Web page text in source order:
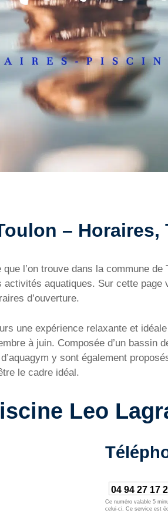
– Horaires,
l’on trouve dans la commune
aquatiques. Sur cette
d’ouverture.
une expérience relaxante et
à juin. Composée d’un bassin
y sont également
le cadre idéal.
Leo
04 94 27 17
Ce numéro valable 5
celui-ci. Ce service est